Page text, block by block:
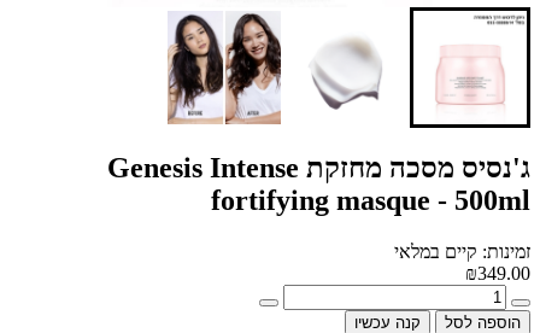
ג'נסיס מסכה מחזקת Genesis Intense
fortifying masque - 500ml
זמינות: קיים במלאי
₪349.00
הוספה לסל קנה עכשיו